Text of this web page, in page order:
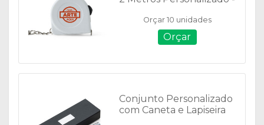
Orçar 10 unidades
Orçar
Conjunto Personalizado
com Caneta e Lapiseira